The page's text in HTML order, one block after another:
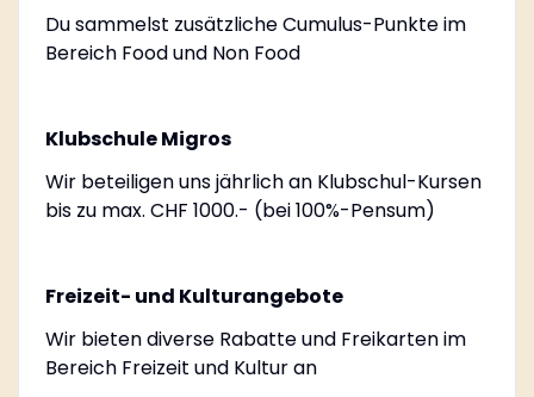
Du sammelst zusätzliche Cumulus-Punkte im
Bereich Food und Non Food
Klubschule Migros
Wir beteiligen uns jährlich an Klubschul-Kursen
bis zu max. CHF 1000.- (bei 100%-Pensum)
Freizeit- und Kulturangebote
Wir bieten diverse Rabatte und Freikarten im
Bereich Freizeit und Kultur an